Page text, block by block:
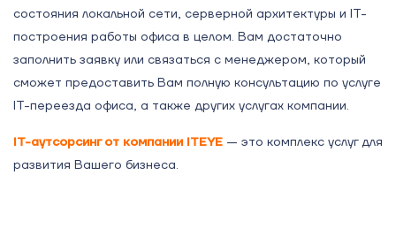
состояния локальной сети, серверной архитектуры и IT-
построения работы офиса в целом. Вам достаточно
заполнить заявку или связаться с менеджером, который
сможет предоставить Вам полную консультацию по услуге
IT-переезда офиса, а также других услугах компании.
IT-аутсорсинг от компании ITEYE — это комплекс услуг для
развития Вашего бизнеса.